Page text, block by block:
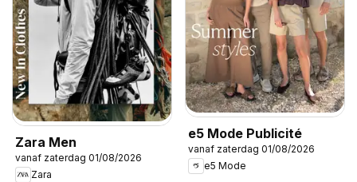
Zara Men
vanaf zaterdag 01/08/2026
Zara
e5 Mode Publicité
vanaf zaterdag 01/08/2026
e5 Mode